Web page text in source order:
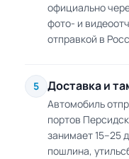
официально
фото- и
отправкой в
5 Доставка и
Автомобиль
портов
занимает 15–25
пошлина,